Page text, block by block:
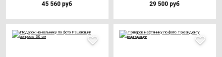
45 560 руб 29 500 руб